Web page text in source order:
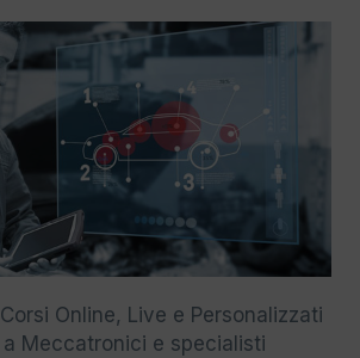
Online, Live e Personalizzati
Meccatronici e specialisti